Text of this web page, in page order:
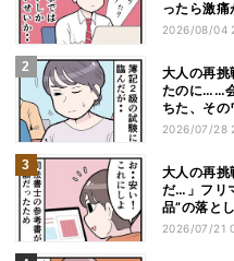
ったら激
2026/08/04
大人の再
たのに……
ちた、その
2026/07/28
大人の再挑
だ…」フリ
品”の落と
2026/07/21